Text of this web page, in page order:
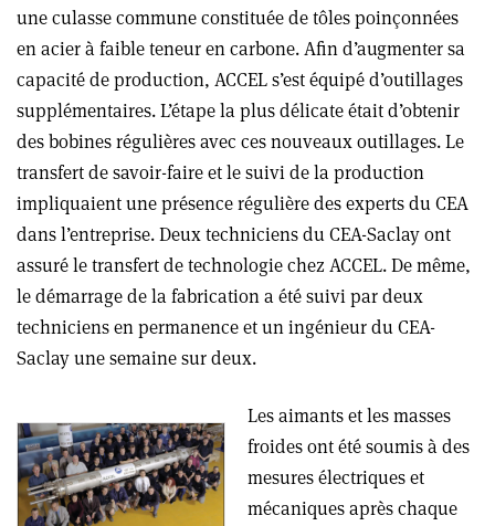
une culasse commune constituée de tôles poinçonnées
en acier à faible teneur en carbone. Afin d’augmenter sa
capacité de production, ACCEL s’est équipé d’outillages
supplémentaires. L’étape la plus délicate était d’obtenir
des bobines régulières avec ces nouveaux outillages. Le
transfert de savoir-faire et le suivi de la production
impliquaient une présence régulière des experts du CEA
dans l’entreprise. Deux techniciens du CEA-Saclay ont
assuré le transfert de technologie chez ACCEL. De même,
le démarrage de la fabrication a été suivi par deux
techniciens en permanence et un ingénieur du CEA-
Saclay une semaine sur deux.
Les aimants et les masses
froides ont été soumis à des
mesures électriques et
mécaniques après chaque